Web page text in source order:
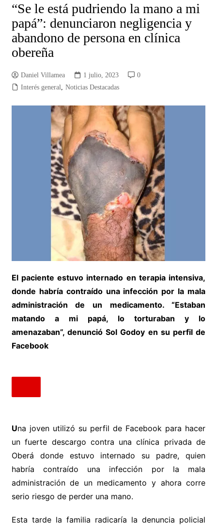
“Se le está pudriendo la mano a mi
papá”: denunciaron negligencia y
abandono de persona en clínica
obereña
Daniel Villamea 1 julio, 2023
0
Interés general, Noticias Destacadas
El paciente estuvo internado en terapia intensiva,
donde habría contraído una infección por la mala
administración de un medicamento. “Estaban
matando a mi papá, lo torturaban y lo
amenazaban”, denunció Sol Godoy en su perfil de
Facebook
Una joven utilizó su perfil de Facebook para hacer
un fuerte descargo contra una clínica privada de
Oberá donde estuvo internado su padre, quien
habría contraído una infección por la mala
administración de un medicamento y ahora corre
serio riesgo de perder una mano.
Esta tarde la familia radicaría la denuncia policial